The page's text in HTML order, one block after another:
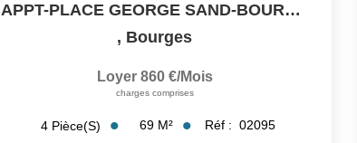
APPT-PLACE GEORGE SAND-BOURGES - 4 Pièce(s) - 68 M2
, Bourges
Loyer 860 €/mois
charges comprises
4 Pièce(s) 69 M² Réf : 02095